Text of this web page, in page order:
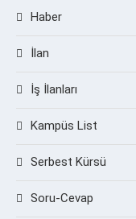
Haber
İlan
İş İlanları
Kampüs List
Serbest Kürsü
Soru-Cevap